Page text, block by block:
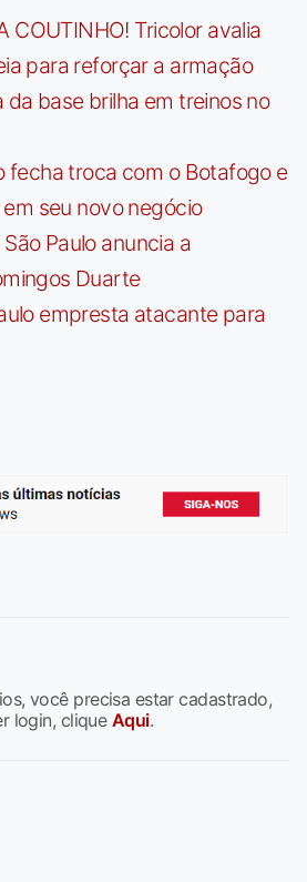
COUTINHO! Tricolor avalia
para reforçar a armação
da base brilha em treinos no
fecha troca com o Botafogo e
seu novo negócio
São Paulo anuncia a
Duarte
empresta atacante para
você precisa estar cadastrado,
login, clique Aqui.